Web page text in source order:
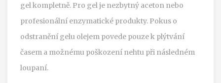
gel kompletně. Pro gel je nezbytný aceton nebo
profesionální enzymatické produkty. Pokus o
odstranění gelu olejem povede pouze k plýtvání
časem a možnému poškození nehtu při následném
loupaní.